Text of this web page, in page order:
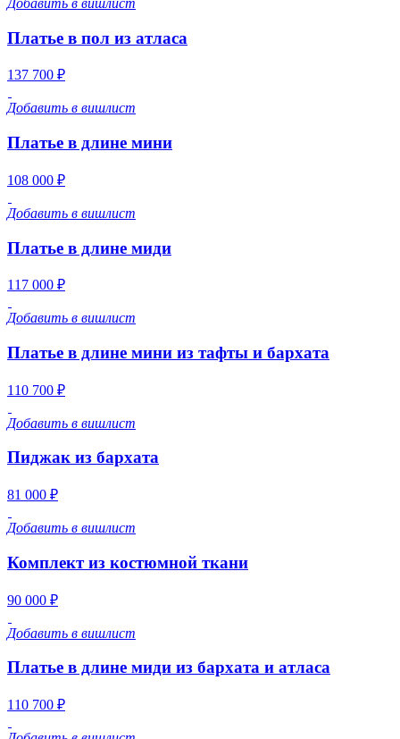
Добавить в вишлист
Платье в пол из атласа
137 700 ₽
Добавить в вишлист
Платье в длине мини
108 000 ₽
Добавить в вишлист
Платье в длине миди
117 000 ₽
Добавить в вишлист
Платье в длине мини из тафты и бархата
110 700 ₽
Добавить в вишлист
Пиджак из бархата
81 000 ₽
Добавить в вишлист
Комплект из костюмной ткани
90 000 ₽
Добавить в вишлист
Платье в длине миди из бархата и атласа
110 700 ₽